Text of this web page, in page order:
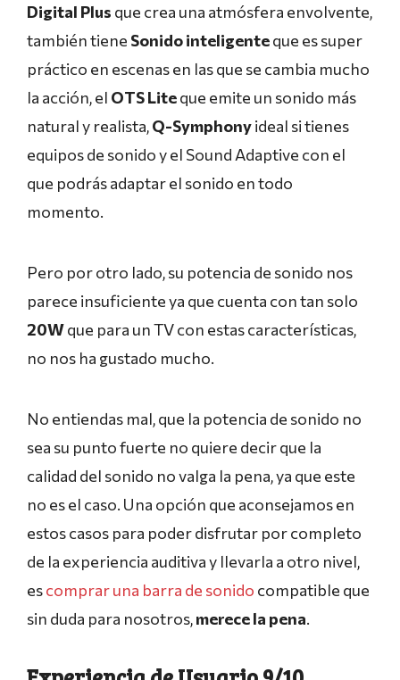
Digital Plus que crea una atmósfera envolvente,
también tiene Sonido inteligenteque es super
práctico en escenas en las que se cambia mucho
la acción, el OTS Liteque emite un sonido más
natural y realista,Q-Symphonyideal si tienes
equipos de sonido y el Sound Adaptive con el
que podrás adaptar el sonido en todo
momento.
Pero por otro lado, su potencia de sonido nos
parece insuficiente ya que cuenta con tan solo
20Wque para un TV con estas características,
no nos ha gustado mucho.
No entiendas mal, que la potencia de sonido no
sea su punto fuerte no quiere decir que la
calidad del sonido no valga la pena, ya que este
no es el caso. Una opción que aconsejamos en
estos casos para poder disfrutar por completo
de la experiencia auditiva y llevarla a otro nivel,
escomprar una barra de sonido compatible que
sin duda para nosotros,merece la pena.